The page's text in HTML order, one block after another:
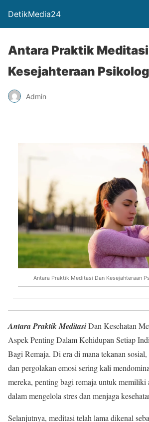
DetikMedia24
Antara Praktik
Kesejahteraan
Admin
Antara Praktik Meditasi Dan Kesejahteraan
Antara Praktik MeditasiDan Kesehatan
Aspek Penting Dalam Kehidupan Setiap
Bagi Remaja. Di era di mana tekanan
dan pergolakan emosi sering kali
mereka, penting bagi remaja untuk memiliki
dalam mengelola stres dan menjaga
Selanjutnya, meditasi telah lama dikenal